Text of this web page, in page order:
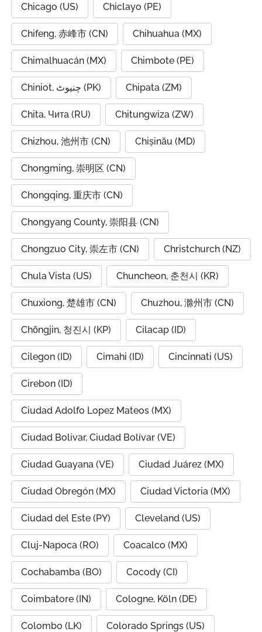
Chicago (US) Chiclayo (PE)
Chifeng, 赤峰市 (CN) Chihuahua (MX)
Chimalhuacán (MX) Chimbote (PE)
Chiniot, چنیوٹ (PK) Chipata (ZM)
Chita, Чита (RU) Chitungwiza (ZW)
Chizhou, 池州市 (CN) Chișinău (MD)
Chongming, 崇明区 (CN)
Chongqing, 重庆市 (CN)
Chongyang County, 崇阳县 (CN)
Chongzuo City, 崇左市 (CN) Christchurch (NZ)
Chula Vista (US) Chuncheon, 춘천시 (KR)
Chuxiong, 楚雄市 (CN) Chuzhou, 滁州市 (CN)
Chŏngjin, 청진시 (KP) Cilacap (ID)
Cilegon (ID) Cimahi (ID) Cincinnati (US)
Cirebon (ID)
Ciudad Adolfo Lopez Mateos (MX)
Ciudad Bolivar, Ciudad Bolívar (VE)
Ciudad Guayana (VE) Ciudad Juárez (MX)
Ciudad Obregón (MX) Ciudad Victoria (MX)
Ciudad del Este (PY) Cleveland (US)
Cluj-Napoca (RO) Coacalco (MX)
Cochabamba (BO) Cocody (CI)
Coimbatore (IN) Cologne, Köln (DE)
Colombo (LK) Colorado Springs (US)